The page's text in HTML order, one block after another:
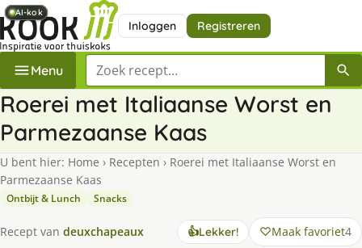
Inloggen Registreren
Menu Zoek een recept
Roerei met Italiaanse Worst en
Parmezaanse Kaas
U bent hier: Home › Recepten › Roerei met Italiaanse Worst en
Parmezaanse Kaas
Ontbijt & Lunch Snacks
Recept van deuxchapeaux 👍Lekker! Maak favoriet4
AI-kok
AI-kok
AI-kok
AI-kok